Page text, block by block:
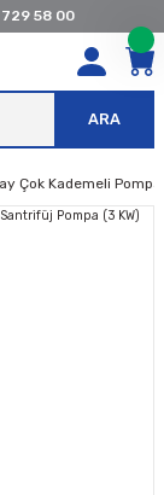
58 00
ARA
Çok Kademeli